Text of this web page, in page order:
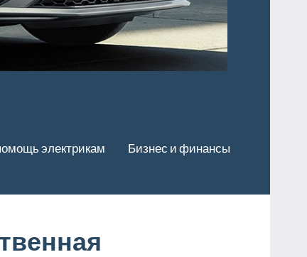
электрикам Бизнес и финансы